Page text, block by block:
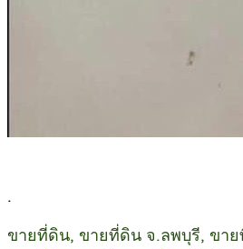
.
ขายที่ดิน, ขายที่ดิน จ.ลพบุรี, ขาย